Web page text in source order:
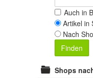
Auch in
Artikel in
Nach
Finden
Shops